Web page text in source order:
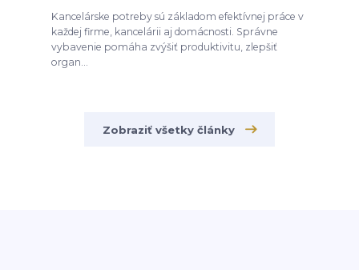
Kancelárske potreby sú základom efektívnej práce v
každej firme, kancelárii aj domácnosti. Správne
vybavenie pomáha zvýšiť produktivitu, zlepšiť
organ...
Zobraziť všetky články